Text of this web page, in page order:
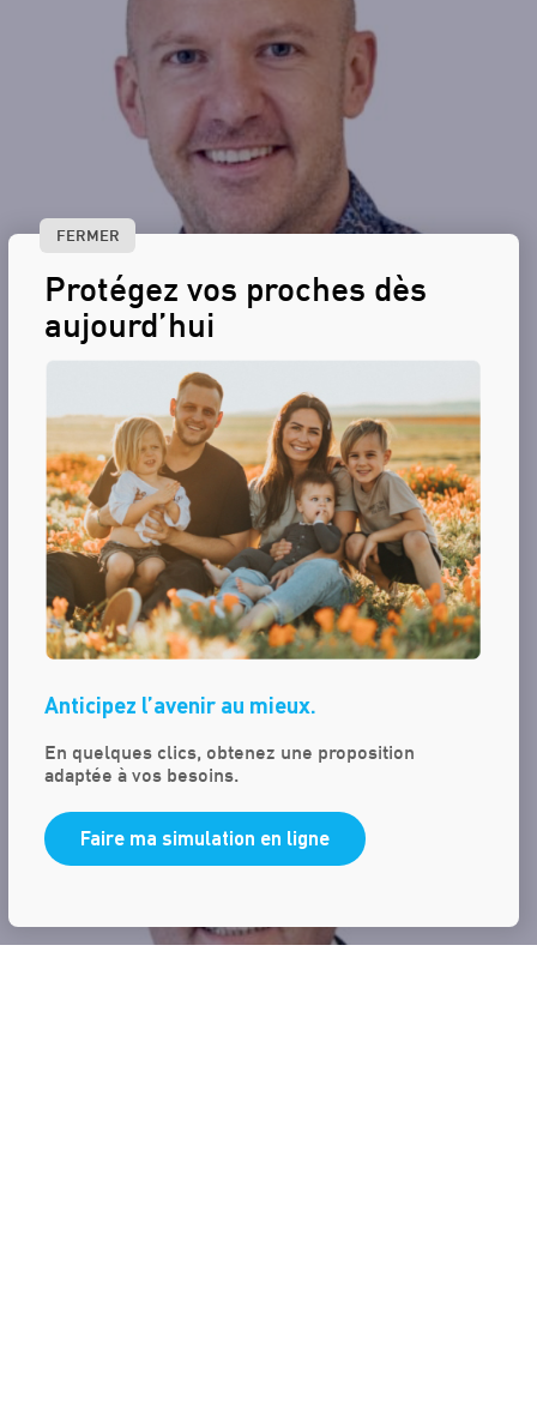
François CARPENTIER
ADMINISTRATEUR — REPRÉSENTANT PERMANENT C-GEST
francois.carpentier@charlierdetiffe.be
(+32)87 21 39 62
Protégez vos proches dès
aujourd’hui
Anticipez l’avenir au mieux.
En quelques clics, obtenez une proposition
adaptée à vos besoins.
Faire ma simulation en ligne
FERMER